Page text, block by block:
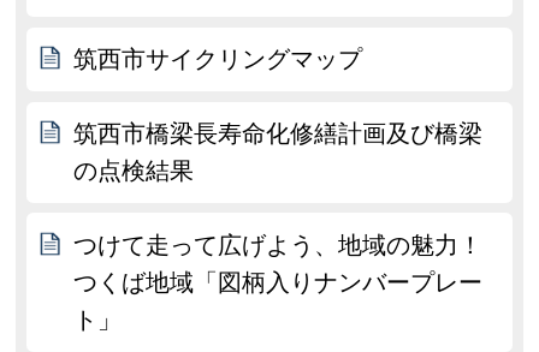
筑西市サイクリングマップ
筑西市橋梁長寿命化修繕計画及び橋梁
の点検結果
つけて走って広げよう、地域の魅力！
つくば地域「図柄入りナンバープレー
ト」